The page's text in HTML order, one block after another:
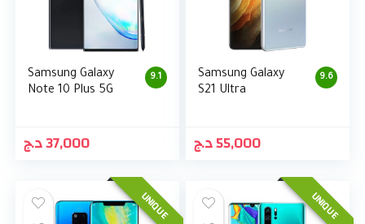
9.1
Samsung Galaxy
Note 10 Plus 5G
37,000د.ج
9.6
Samsung Galaxy
S21 Ultra
55,000د.ج
UNIQUE UNIQUE